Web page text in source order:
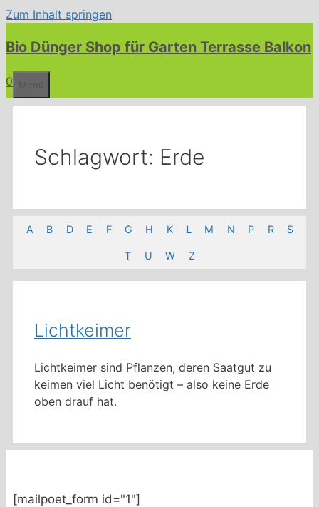
Zum Inhalt springen
Bio Dünger Shop für Garten Terrasse Balkon
0
Schlagwort: Erde
A B D E F G H K L M N P R S
T U W Z
Lichtkeimer
Lichtkeimer sind Pflanzen, deren Saatgut zu
keimen viel Licht benötigt – also keine Erde
oben drauf hat.
[mailpoet_form id="1"]